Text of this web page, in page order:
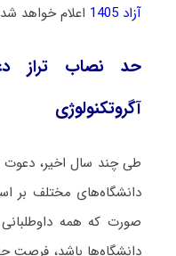
آزاد 1405
اعلام خواهد
حد نصاب تراز
آگروتکنولوژی
طی چند سال اخیر، دعوت
دانشگاه‌های مختلف بر
صورت که همه داوطلبانی
دانشگاه‌ها باشد، فرصت